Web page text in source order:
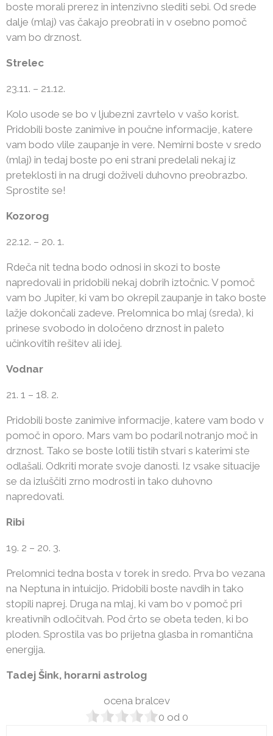
boste morali prerez in intenzivno slediti sebi. Od srede
dalje (mlaj) vas čakajo preobrati in v osebno pomoč
vam bo drznost.
Strelec
23.11. – 21.12.
Kolo usode se bo v ljubezni zavrtelo v vašo korist.
Pridobili boste zanimive in poučne informacije, katere
vam bodo vlile zaupanje in vere. Nemirni boste v sredo
(mlaj) in tedaj boste po eni strani predelali nekaj iz
preteklosti in na drugi doživeli duhovno preobrazbo.
Sprostite se!
Kozorog
22.12. – 20. 1.
Rdeča nit tedna bodo odnosi in skozi to boste
napredovali in pridobili nekaj dobrih iztočnic. V pomoč
vam bo Jupiter, ki vam bo okrepil zaupanje in tako boste
lažje dokončali zadeve. Prelomnica bo mlaj (sreda), ki
prinese svobodo in določeno drznost in paleto
učinkovitih rešitev ali idej.
Vodnar
21. 1 – 18. 2.
Pridobili boste zanimive informacije, katere vam bodo v
pomoč in oporo. Mars vam bo podaril notranjo moč in
drznost. Tako se boste lotili tistih stvari s katerimi ste
odlašali. Odkriti morate svoje danosti. Iz vsake situacije
se da izluščiti zrno modrosti in tako duhovno
napredovati.
Ribi
19. 2 – 20. 3.
Prelomnici tedna bosta v torek in sredo. Prva bo vezana
na Neptuna in intuicijo. Pridobili boste navdih in tako
stopili naprej. Druga na mlaj, ki vam bo v pomoč pri
kreativnih odločitvah. Pod črto se obeta teden, ki bo
ploden. Sprostila vas bo prijetna glasba in romantična
energija.
Tadej Šink, horarni astrolog
ocena bralcev
0 od 0